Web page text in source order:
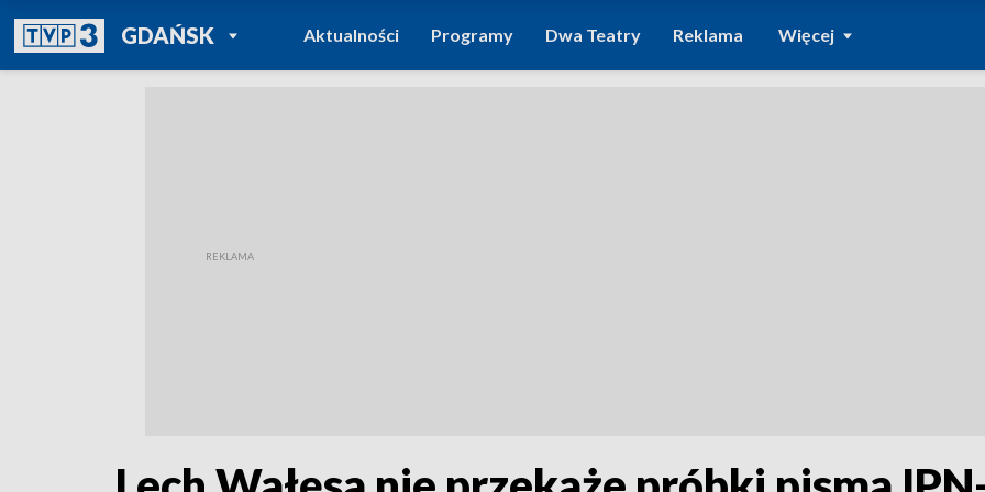
GDAŃSKPOWRÓT DO
TVP REGIONY
Aktualności Programy Dwa Teatry Reklama Więcej